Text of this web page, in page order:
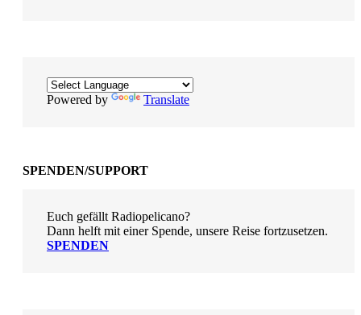
Powered by Translate
SPENDEN/SUPPORT
Euch gefällt Radiopelicano?
Dann helft mit einer Spende, unsere Reise fortzusetzen.
SPENDEN